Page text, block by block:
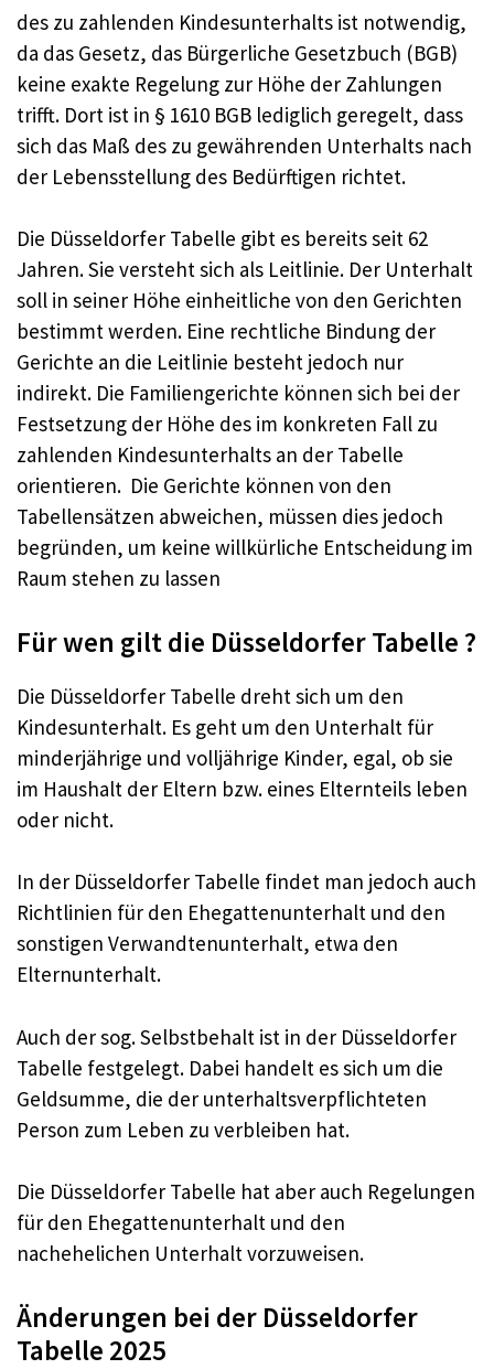
des zu zahlenden Kindesunterhalts ist notwendig,
da das Gesetz, das Bürgerliche Gesetzbuch (BGB)
keine exakte Regelung zur Höhe der Zahlungen
trifft. Dort ist in § 1610 BGB lediglich geregelt, dass
sich das Maß des zu gewährenden Unterhalts nach
der Lebensstellung des Bedürftigen richtet.
Die Düsseldorfer Tabelle gibt es bereits seit 62
Jahren. Sie versteht sich als Leitlinie. Der Unterhalt
soll in seiner Höhe einheitliche von den Gerichten
bestimmt werden. Eine rechtliche Bindung der
Gerichte an die Leitlinie besteht jedoch nur
indirekt. Die Familiengerichte können sich bei der
Festsetzung der Höhe des im konkreten Fall zu
zahlenden Kindesunterhalts an der Tabelle
orientieren. Die Gerichte können von den
Tabellensätzen abweichen, müssen dies jedoch
begründen, um keine willkürliche Entscheidung im
Raum stehen zu lassen
Für wen gilt die Düsseldorfer Tabelle ?
Die Düsseldorfer Tabelle dreht sich um den
Kindesunterhalt. Es geht um den Unterhalt für
minderjährige und volljährige Kinder, egal, ob sie
im Haushalt der Eltern bzw. eines Elternteils leben
oder nicht.
In der Düsseldorfer Tabelle findet man jedoch auch
Richtlinien für den Ehegattenunterhalt und den
sonstigen Verwandtenunterhalt, etwa den
Elternunterhalt.
Auch der sog. Selbstbehalt ist in der Düsseldorfer
Tabelle festgelegt. Dabei handelt es sich um die
Geldsumme, die der unterhaltsverpflichteten
Person zum Leben zu verbleiben hat.
Die Düsseldorfer Tabelle hat aber auch Regelungen
für den Ehegattenunterhalt und den
nachehelichen Unterhalt vorzuweisen.
Änderungen bei der Düsseldorfer
Tabelle 2025